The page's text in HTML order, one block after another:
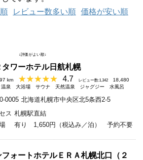
レビュー数多い順 価格が安い順
↓評価がよい順↓
タワーホテル日航札幌
km 4.7 レビュー数:1,342
18,480
温泉 大浴場 サウナ 天然温泉 ジャグジー 水風呂
0005 北海道札幌市中央区北5条西2-5
ス 札幌駅直結
有り 1,650円（税込み／泊） 予約不要
フォートホテルＥＲＡ札幌北口（２